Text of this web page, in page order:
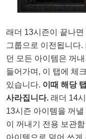
래더 13시즌이 끝나
그룹으로 이전됩니다
던 모든 아이템은 꺼
들어가며, 이 탭에 체
있습니다. 이때 해당
사라집니다. 래더 14
13시즌 아이템을 꺼
이 꺼내기 전용 보관
아이템으로 덮어 쓰게